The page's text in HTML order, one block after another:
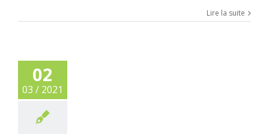
Lire la suite
02
03 / 2021